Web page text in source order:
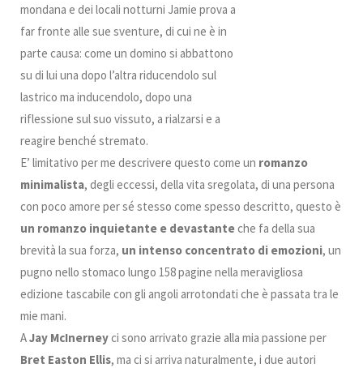
mondana e dei locali notturni Jamie prova a
far fronte alle sue sventure, di cui ne è in
parte causa: come un domino si abbattono
su di lui una dopo l’altra riducendolo sul
lastrico ma inducendolo, dopo una
riflessione sul suo vissuto, a rialzarsi e a
reagire benché stremato.
E’ limitativo per me descrivere questo come un romanzo
minimalista, degli eccessi, della vita sregolata, di una persona
con poco amore per sé stesso come spesso descritto, questo è
un romanzo inquietante e devastanteche fa della sua
brevità la sua forza, un intenso concentrato di emozioni, un
pugno nello stomaco lungo 158 pagine nella meravigliosa
edizione tascabile con gli angoli arrotondati che è passata tra le
mie mani.
AJay McInerneyci sono arrivato grazie alla mia passione per
Bret Easton Ellis, ma ci si arriva naturalmente, i due autori